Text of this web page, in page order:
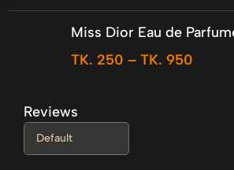
Miss Dior Eau de
TK. 250 – TK. 950
Reviews